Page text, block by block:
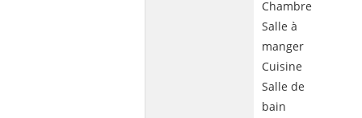
Chambre
Salle à
manger
Cuisine
Salle de
bain